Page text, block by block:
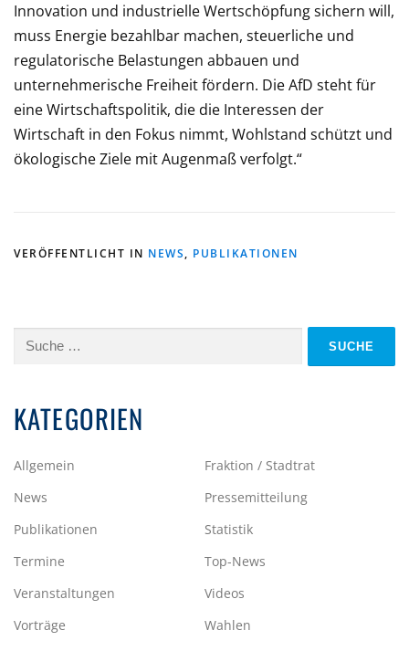
Innovation und industrielle Wertschöpfung sichern will,
muss Energie bezahlbar machen, steuerliche und
regulatorische Belastungen abbauen und
unternehmerische Freiheit fördern. Die AfD steht für
eine Wirtschaftspolitik, die die Interessen der
Wirtschaft in den Fokus nimmt, Wohlstand schützt und
ökologische Ziele mit Augenmaß verfolgt.“
VERÖFFENTLICHT IN NEWS, PUBLIKATIONEN
Suche
KATEGORIEN
Allgemein
Fraktion / Stadtrat
News
Pressemitteilung
Publikationen
Statistik
Termine
Top-News
Veranstaltungen
Videos
Vorträge
Wahlen